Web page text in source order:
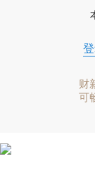
财
可